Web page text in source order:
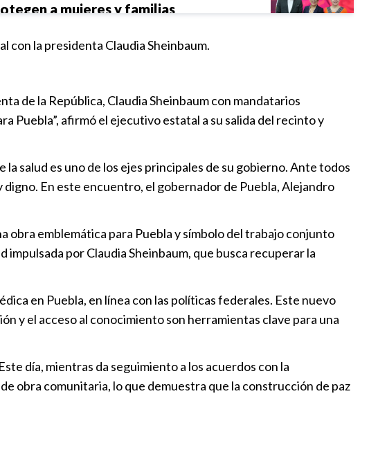
a mujeres y familias
| 11:13
09:00
torno a la Ley de Movilidad
| 22:52
acelera su crecimiento económico
| 16:30
Estatal acerca servicios con
Integral
con la presidenta Claudia Sheinbaum.
de la República, Claudia Sheinbaum con mandatarios
Puebla”, afirmó el ejecutivo estatal a su salida del recinto y
salud es uno de los ejes principales de su gobierno. Ante todos
En este encuentro, el gobernador de Puebla, Alejandro
obra emblemática para Puebla y símbolo del trabajo conjunto
por Claudia Sheinbaum, que busca recuperar la
en Puebla, en línea con las políticas federales. Este nuevo
y el acceso al conocimiento son herramientas clave para una
día, mientras da seguimiento a los acuerdos con la
obra comunitaria, lo que demuestra que la construcción de paz